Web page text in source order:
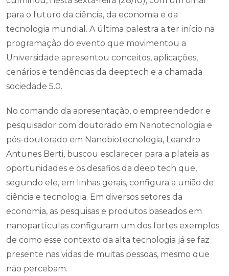
para o futuro da ciência, da economia e da
tecnologia mundial. A última palestra a ter início na
programação do evento que movimentou a
Universidade apresentou conceitos, aplicações,
cenários e tendências da deeptech e a chamada
sociedade 5.0.
No comando da apresentação, o empreendedor e
pesquisador com doutorado em Nanotecnologia e
pós-doutorado em Nanobiotecnologia, Leandro
Antunes Berti, buscou esclarecer para a plateia as
oportunidades e os desafios da deep tech que,
segundo ele, em linhas gerais, configura a união de
ciência e tecnologia. Em diversos setores da
economia, as pesquisas e produtos baseados em
nanopartículas configuram um dos fortes exemplos
de como esse contexto da alta tecnologia já se faz
presente nas vidas de muitas pessoas, mesmo que
não percebam.